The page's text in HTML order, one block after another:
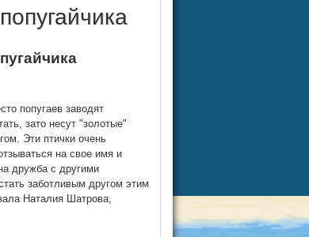
попугаев заводят
зато несут "золотые"
Эти птички очень
на свое имя и
дружба с другими
заботливым другом этим
Наталия Шатрова,